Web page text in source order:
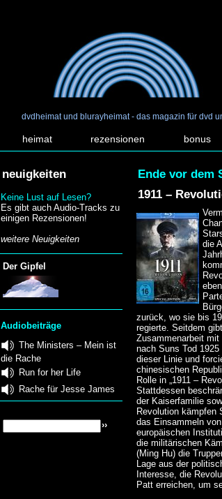
dvdheimat und blurayheimat - das magazin für dvd
heimat rezensionen bonus
neuigkeiten
Keine Lust auf Lesen?
Es gibt auch Audio-Tracks zu
einigen Rezensionen!
weitere Neuigkeiten
Der Gipfel
Audiobeiträge
The Ministers – Mein ist
die Rache
Run for her Life
Rache für Jesse James
Ende vor dem
1911 –
die
zurück, wo sie bis
regierte. Seitdem
Zusammenarbeit
nach Suns Tod
dieser Linie und
chinesischen
Rolle in „1911 –
Stattdessen
der Kaiserfamilie
Revolution kämpfen
das Einsammeln
europäischen
die militärischen
(Ming Hu) die
Lage aus der
Interesse, die
Patt erreichen, um